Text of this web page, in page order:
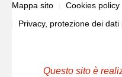
Mappa sito
Cookies policy
Privacy, protezione dei
Questo sito è